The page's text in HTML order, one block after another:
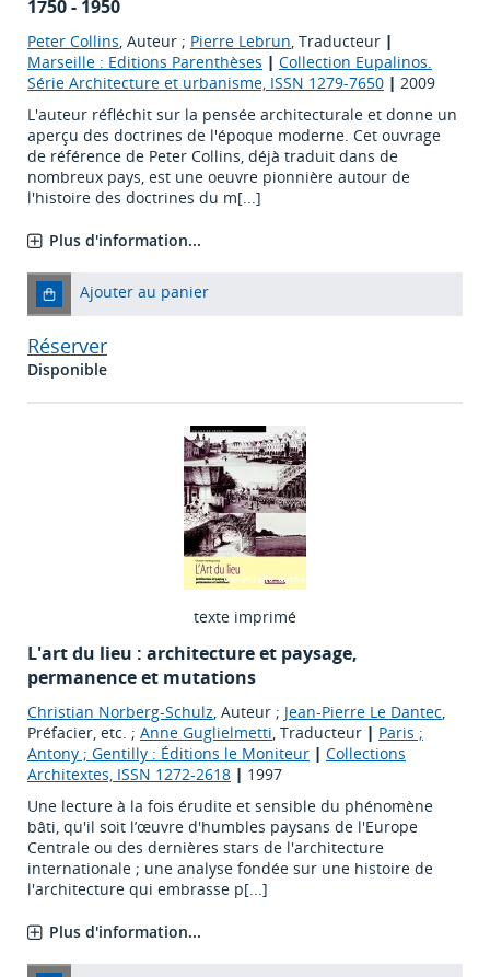
1750 - 1950
Peter Collins, Auteur ; Pierre Lebrun, Traducteur |
Marseille : Editions Parenthèses | Collection Eupalinos.
Série Architecture et urbanisme, ISSN 1279-7650 | 2009
L'auteur réfléchit sur la pensée architecturale et donne un
aperçu des doctrines de l'époque moderne. Cet ouvrage
de référence de Peter Collins, déjà traduit dans de
nombreux pays, est une oeuvre pionnière autour de
l'histoire des doctrines du m[...]
Plus d'information...
Ajouter au panier
Réserver
Disponible
texte imprimé
L'art du lieu : architecture et paysage,
permanence et mutations
Christian Norberg-Schulz, Auteur ; Jean-Pierre Le Dantec,
Préfacier, etc. ; Anne Guglielmetti, Traducteur | Paris ;
Antony ; Gentilly : Éditions le Moniteur | Collections
Architextes, ISSN 1272-2618 | 1997
Une lecture à la fois érudite et sensible du phénomène
bâti, qu'il soit l’œuvre d'humbles paysans de l'Europe
Centrale ou des dernières stars de l'architecture
internationale ; une analyse fondée sur une histoire de
l'architecture qui embrasse p[...]
Plus d'information...